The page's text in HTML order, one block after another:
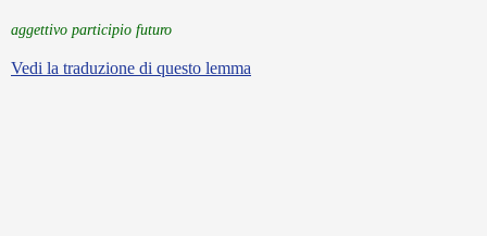
aggettivo participio futuro
Vedi la traduzione di questo lemma